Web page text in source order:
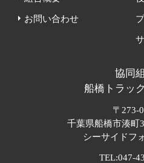
お問い合わせ
協同
船橋トラッ
〒273-
千葉県船橋市湊町
シーサイドフ
TEL:047-